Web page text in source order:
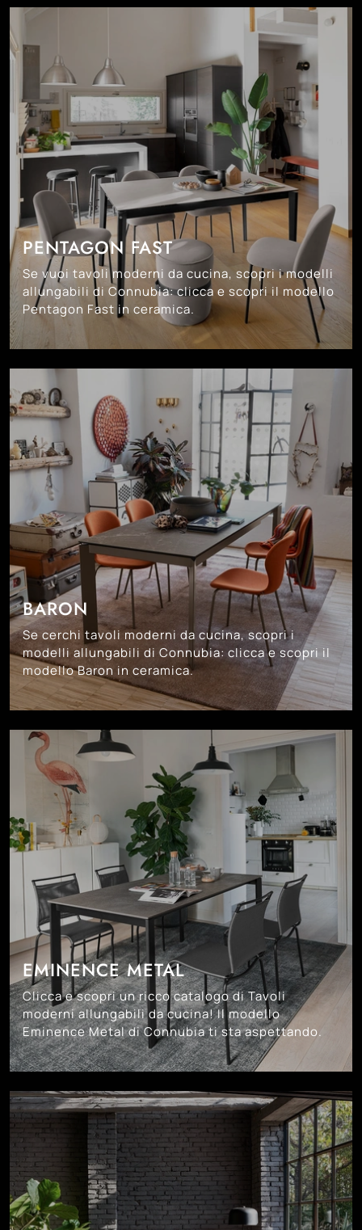
PENTAGON FAST
Se vuoi tavoli moderni da cucina, scopri i modelli
allungabili di Connubia: clicca e scopri il modello
Pentagon Fast in ceramica.
BARON
Se cerchi tavoli moderni da cucina, scopri i
modelli allungabili di Connubia: clicca e scopri il
modello Baron in ceramica.
EMINENCE METAL
Clicca e scopri un ricco catalogo di Tavoli
moderni allungabili da cucina! Il modello
Eminence Metal di Connubia ti sta aspettando.